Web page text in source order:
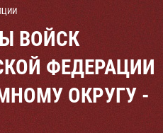
ВОЙСК
ФЕДЕРАЦИИ
ОКРУГУ -